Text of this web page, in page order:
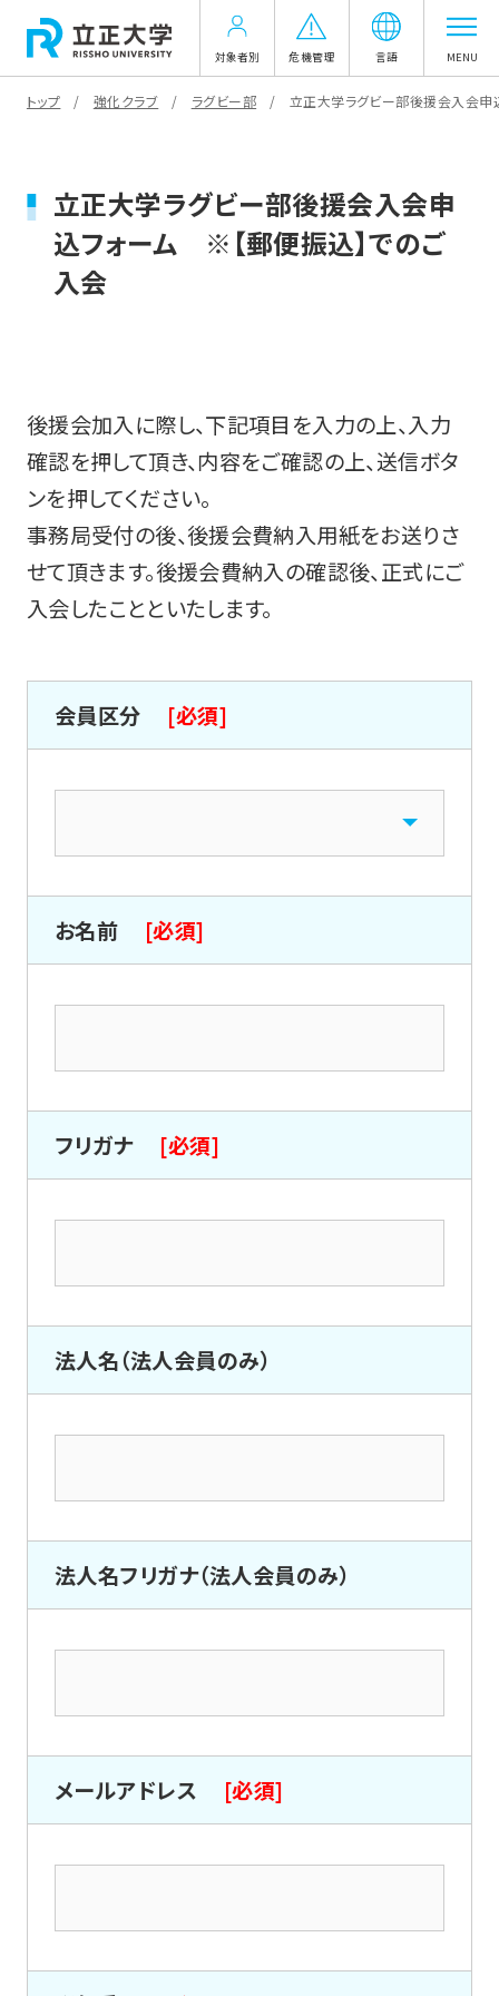
対象者別 危機管理 言語 MENU
トップ 強化クラブ ラグビー部 立正大学ラグビー部後援会入会
立正大学ラグビー部後援会入会申
込フォーム ※【郵便振込】でのご
入会
後援会加入に際し、下記項目を入力の上、入力
確認を押して頂き、内容をご確認の上、送信ボタ
ンを押してください。
事務局受付の後、後援会費納入用紙をお送りさ
せて頂きます。後援会費納入の確認後、正式にご
入会したことといたします。
会員区分 [必須]
お名前 [必須]
フリガナ [必須]
法人名（法人会員のみ）
法人名フリガナ（法人会員のみ）
メールアドレス [必須]